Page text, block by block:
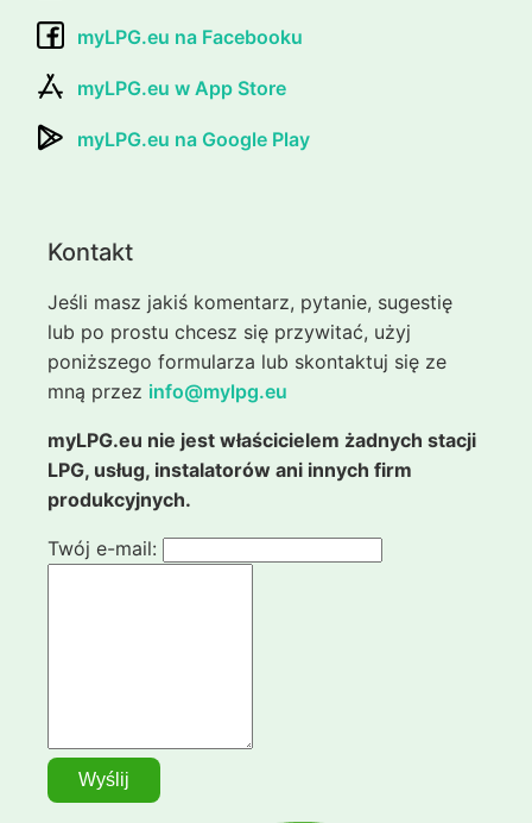
myLPG.eu na Facebooku
myLPG.eu w App Store
myLPG.eu na Google Play
Kontakt
Jeśli masz jakiś komentarz, pytanie, sugestię
lub po prostu chcesz się przywitać, użyj
poniższego formularza lub skontaktuj się ze
mną przez info@mylpg.eu
myLPG.eu nie jest właścicielem żadnych stacji
LPG, usług, instalatorów ani innych firm
produkcyjnych.
Twój e-mail: